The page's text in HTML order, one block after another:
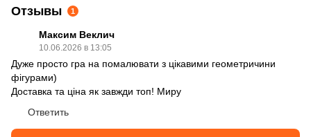
Отзывы 1
Максим Веклич
10.06.2026 в 13:05
Дуже просто гра на помалювати з цікавими геометричини
фігурами)
Доставка та ціна як завжди топ! Миру
Ответить